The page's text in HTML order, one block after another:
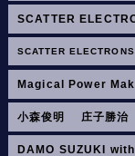
SCATTER
SCATTER ELECTRONS
Magical Power
小森俊明 庄子勝治
DAMO SUZUKI